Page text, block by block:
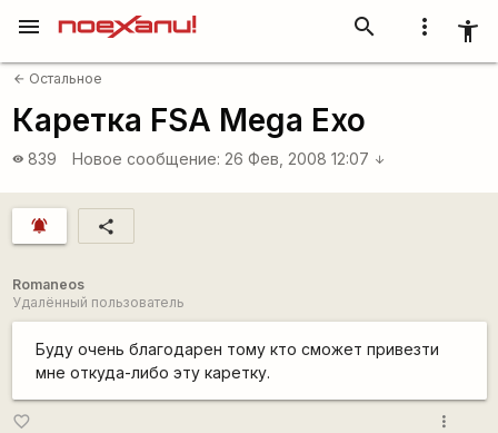
more_vert accessibility_new
search
menu
arrow_back Остальное
Каретка FSA Mega Exo
visibility 839 Новое сообщение: 26 Фев, 2008 12:07 arrow_downward
notifications_active share
Romaneos
Удалённый пользователь
Буду очень благодарен тому кто сможет привезти
мне откуда-либо эту каретку.
favorite_border more_vert